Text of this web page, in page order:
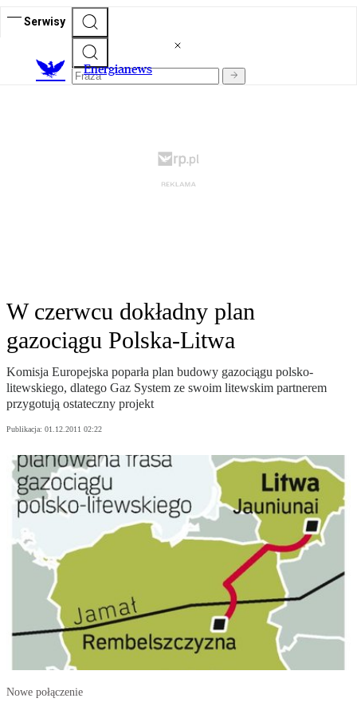
Serwisy
Energianews
W czerwcu dokładny plan
gazociągu Polska-Litwa
Komisja Europejska poparła plan budowy gazociągu polsko-
litewskiego, dlatego Gaz System ze swoim litewskim partnerem
przygotują ostateczny projekt
Publikacja: 01.12.2011 02:22
Nowe połączenie